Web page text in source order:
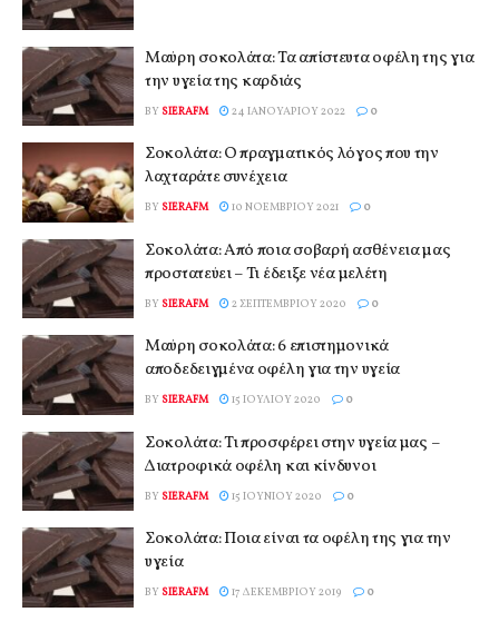
Μαύρη σοκολάτα: Τα απίστευτα οφέλη της για
την υγεία της καρδιάς
BY SIERAFM 24 ΙΑΝΟΥΑΡΊΟΥ 2022 0
Σοκολάτα: Ο πραγματικός λόγος που την
λαχταράτε συνέχεια
BY SIERAFM 10 ΝΟΕΜΒΡΊΟΥ 2021 0
Σοκολάτα: Από ποια σοβαρή ασθένεια μας
προστατεύει – Τι έδειξε νέα μελέτη
BY SIERAFM 2 ΣΕΠΤΕΜΒΡΊΟΥ 2020 0
Μαύρη σοκολάτα: 6 επιστημονικά
αποδεδειγμένα οφέλη για την υγεία
BY SIERAFM 15 ΙΟΥΛΊΟΥ 2020 0
Σοκολάτα: Τι προσφέρει στην υγεία μας –
Διατροφικά οφέλη και κίνδυνοι
BY SIERAFM 15 ΙΟΥΝΊΟΥ 2020 0
Σοκολάτα: Ποια είναι τα οφέλη της για την
υγεία
BY SIERAFM 17 ΔΕΚΕΜΒΡΊΟΥ 2019 0